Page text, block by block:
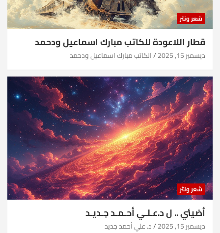
شعر ونثر
قطار اللاعودة للكاتب مبارك اسماعيل ودحمد
ديسمبر 15, 2025 الكاتب مبارك اسماعيل ودحمد
شعر ونثر
أضيئي .. ل د.عـلـي أحـمـد جـديـد
ديسمبر 15, 2025 د. علي أحمد جديد